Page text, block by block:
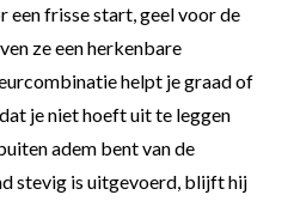
frisse start, geel voor de
ze een herkenbare
helpt je graad of
je niet hoeft uit te leggen
adem bent van de
stevig is uitgevoerd, blijft hij